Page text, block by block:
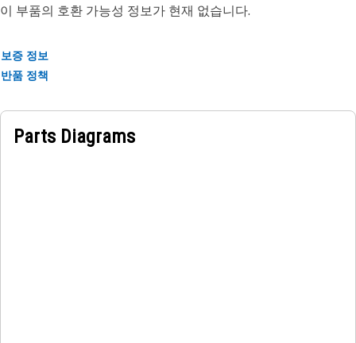
이 부품의 호환 가능성 정보가 현재 없습니다.
보증 정보
반품 정책
Parts Diagrams